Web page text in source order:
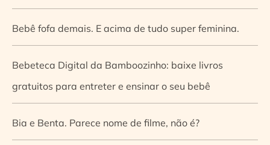
Bebê fofa demais. E acima de tudo super feminina.
Bebeteca Digital da Bamboozinho: baixe livros
gratuitos para entreter e ensinar o seu bebê
Bia e Benta. Parece nome de filme, não é?